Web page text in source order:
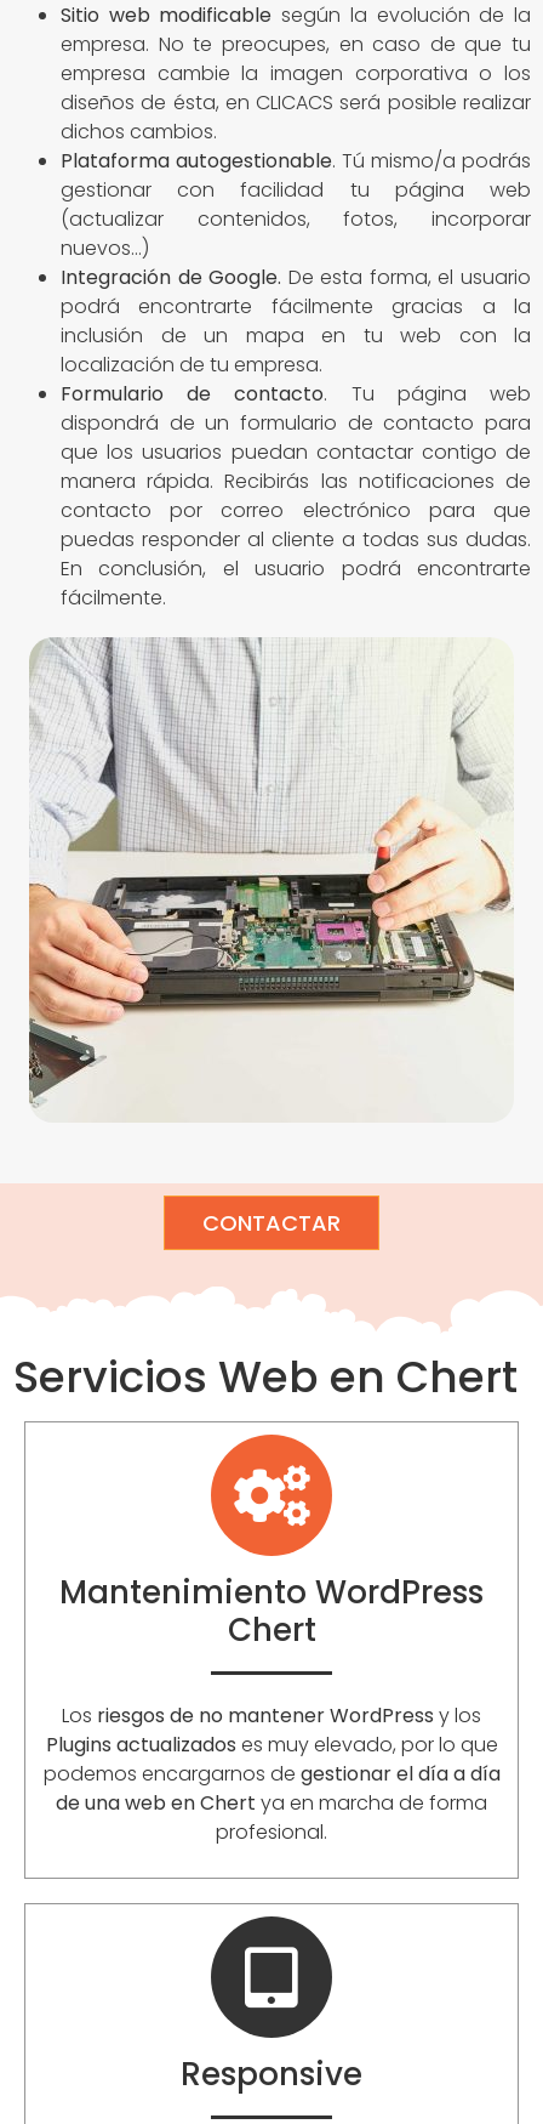
Sitio web modificable según la evolución de la
empresa. No te preocupes, en caso de que tu
empresa cambie la imagen corporativa o los
diseños de ésta, en CLICACS será posible realizar
dichos cambios.
Plataforma autogestionable. Tú mismo/a podrás
gestionar con facilidad tu página web
(actualizar contenidos, fotos, incorporar
nuevos…)
Integración de Google. De esta forma, el usuario
podrá encontrarte fácilmente gracias a la
inclusión de un mapa en tu web con la
localización de tu empresa.
Formulario de contacto. Tu página web
dispondrá de un formulario de contacto para
que los usuarios puedan contactar contigo de
manera rápida. Recibirás las notificaciones de
contacto por correo electrónico para que
puedas responder al cliente a todas sus dudas.
En conclusión, el usuario podrá encontrarte
fácilmente.
CONTACTAR
Servicios Web en Chert
Mantenimiento WordPress
Chert
Los riesgos de no mantener WordPress y los
Plugins actualizados es muy elevado, por lo que
podemos encargarnos de gestionar el día a día
de una web en Chert ya en marcha de forma
profesional.
Responsive